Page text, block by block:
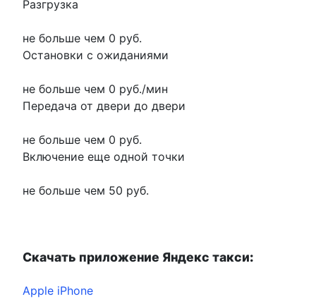
Разгрузка
не больше чем 0 руб.
Остановки с ожиданиями
не больше чем 0 руб./мин
Передача от двери до двери
не больше чем 0 руб.
Включение еще одной точки
не больше чем 50 руб.
Скачать приложение Яндекс такси:
Apple iPhone